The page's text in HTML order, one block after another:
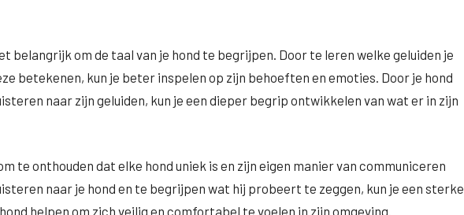
belangrijk om de taal van je hond te begrijpen. Door te leren welke geluiden je
betekenen, kun je beter inspelen op zijn behoeften en emoties. Door je hond
naar zijn geluiden, kun je een dieper begrip ontwikkelen van wat er in zijn
te onthouden dat elke hond uniek is en zijn eigen manier van communiceren
naar je hond en te begrijpen wat hij probeert te zeggen, kun je een sterke
helpen om zich veilig en comfortabel te voelen in zijn omgeving.